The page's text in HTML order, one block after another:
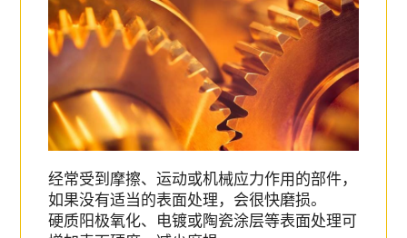
经常受到摩擦、运动或机械应力作用的部件，
如果没有适当的表面处理，会很快磨损。
硬质阳极氧化、电镀或陶瓷涂层等表面处理可